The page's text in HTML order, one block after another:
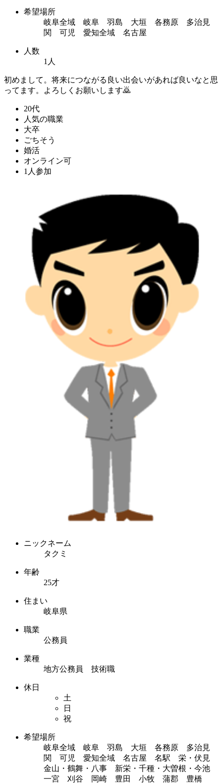
希望場所
岐阜全域 岐阜 羽島 大垣 各務原 多治見
関 可児 愛知全域 名古屋
人数
1人
初めまして。将来につながる良い出会いがあれば良いなと思
ってます。よろしくお願いします🙇
20代
人気の職業
大卒
ごちそう
婚活
オンライン可
1人参加
ニックネーム
タクミ
年齢
25才
住まい
岐阜県
職業
公務員
業種
地方公務員 技術職
休日
土
日
祝
希望場所
岐阜全域 岐阜 羽島 大垣 各務原 多治見
関 可児 愛知全域 名古屋 名駅 栄・伏見
金山・鶴舞・八事 新栄・千種・大曽根・今池
一宮 刈谷 岡崎 豊田 小牧 蒲郡 豊橋